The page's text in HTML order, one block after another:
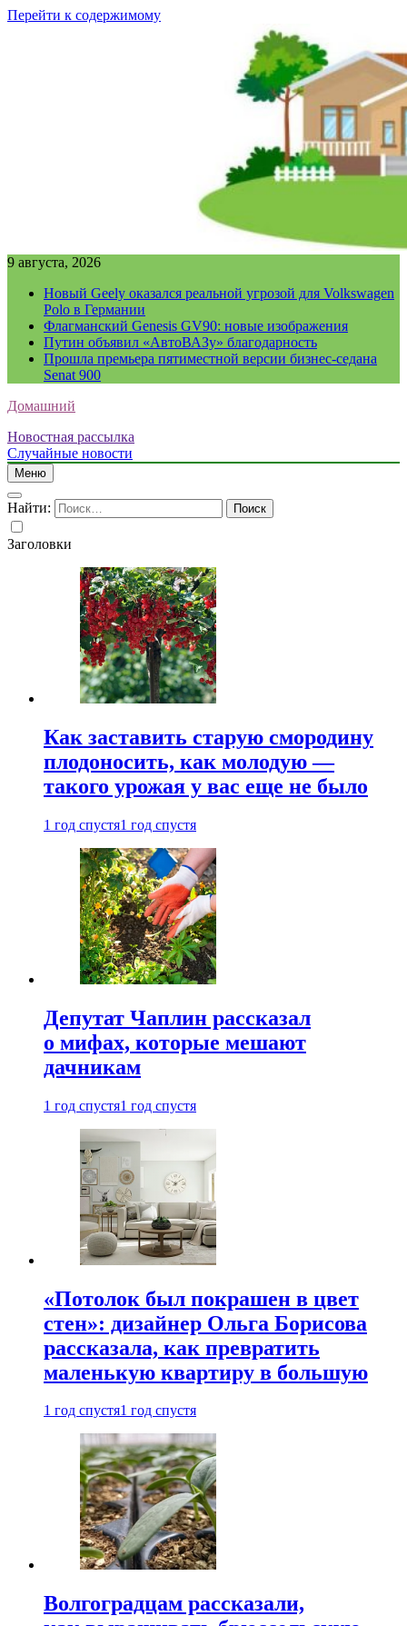
Перейти к содержимому
9 августа, 2026
Новый Geely оказался реальной угрозой для Volkswagen
Polo в Германии
Флагманский Genesis GV90: новые изображения
Путин объявил «АвтоВАЗу» благодарность
Прошла премьера пятиместной версии бизнес-седана
Senat 900
Домашний
Новостная рассылка
Случайные новости
Меню
Найти:
Заголовки
Как заставить старую смородину
плодоносить, как молодую —
такого урожая у вас еще не было
1 год спустя1 год спустя
Депутат Чаплин рассказал
о мифах, которые мешают
дачникам
1 год спустя1 год спустя
«Потолок был покрашен в цвет
стен»: дизайнер Ольга Борисова
рассказала, как превратить
маленькую квартиру в большую
1 год спустя1 год спустя
Волгоградцам рассказали,